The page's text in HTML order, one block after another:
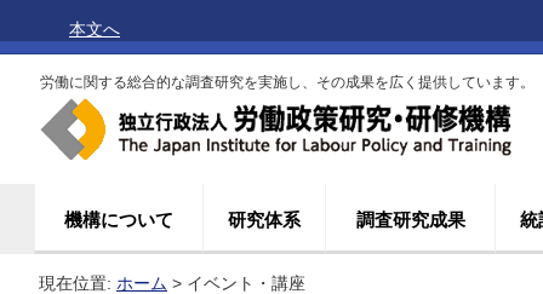
本文へ
労働に関する総合的な調査研究を実施し、その成果を広く提供しています。
機構について 研究体系 調査研究成果 統
現在位置: ホーム > イベント・講座